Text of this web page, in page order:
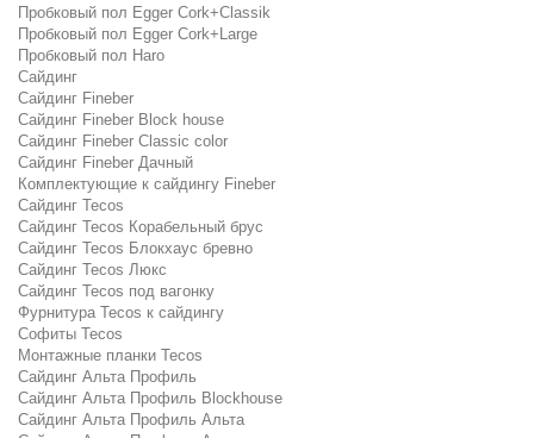
Пробковый пол Egger Cork+Classik
Пробковый пол Egger Cork+Large
Пробковый пол Haro
Сайдинг
Сайдинг Fineber
Сайдинг Fineber Block house
Сайдинг Fineber Classic color
Сайдинг Fineber Дачный
Комплектующие к сайдингу Fineber
Сайдинг Tecos
Сайдинг Tecos Корабельный брус
Сайдинг Tecos Блокхаус бревно
Сайдинг Tecos Люкс
Сайдинг Tecos под вагонку
Фурнитура Tecos к сайдингу
Софиты Tecos
Монтажные планки Tecos
Сайдинг Альта Профиль
Сайдинг Альта Профиль Blockhouse
Сайдинг Альта Профиль Альта